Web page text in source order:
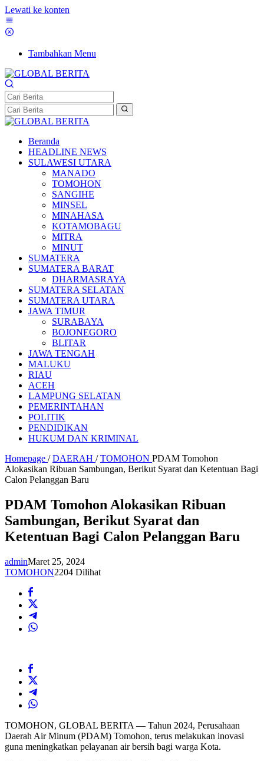
Lewati ke konten
Tambahkan Menu
Beranda
HEADLINE NEWS
SULAWESI UTARA
MANADO
TOMOHON
SANGIHE
MINSEL
MINAHASA
KOTAMOBAGU
MITRA
MINUT
SUMATERA
SUMATERA BARAT
DHARMASRAYA
SUMATERA SELATAN
SUMATERA UTARA
JAWA TIMUR
SURABAYA
BOJONEGORO
BLITAR
JAWA TENGAH
MALUKU
RIAU
ACEH
LAMPUNG SELATAN
PEMERINTAHAN
POLITIK
PENDIDIKAN
HUKUM DAN KRIMINAL
Homepage / DAERAH / TOMOHON PDAM Tomohon
Alokasikan Ribuan Sambungan, Berikut Syarat dan Ketentuan Bagi
Calon Pelanggan Baru
PDAM Tomohon Alokasikan Ribuan
Sambungan, Berikut Syarat dan
Ketentuan Bagi Calon Pelanggan Baru
adminMaret 25, 2024
TOMOHON2204 Dilihat
TOMOHON, GLOBAL BERITA — Tahun 2024, Perusahaan
Daerah Air Minum (PDAM) Tomohon, terus melakukan inovasi
guna meningkatkan pelayanan air bersih bagi warga Kota.